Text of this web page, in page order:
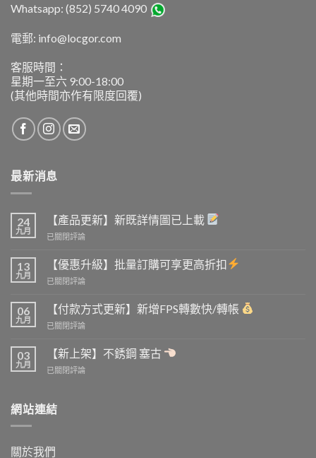
Whatsapp: (852) 5740 4090
電郵: info@locgor.com
客服時間：
星期一至六 9:00-18:00
(其他時間亦作有限度回覆)
最新消息
24
九月
【產品更新】新既詳情圖已上載
【產
新】
新
圖
載
已關閉評論
13
九月
【優惠升級】批量訂購可享更高折扣
【優
級】
批
可
高
已關閉評論
06
九月
【付款方式更新】新增FPS轉數快/轉帳
【付
更
增
數
已關閉評論
03
九月
【新上架】不銹鋼 塞古
【新
不
銹
古
已關閉評論
網站連結
關於我們